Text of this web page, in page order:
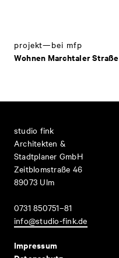
Wohnen Marchtaler Straße
projekt—bei mfp
studio fink
Architekten &
Stadtplaner GmbH
Zeitblomstraße 46
89073 Ulm
0731 850751–81
info@studio-fink.de
Impressum